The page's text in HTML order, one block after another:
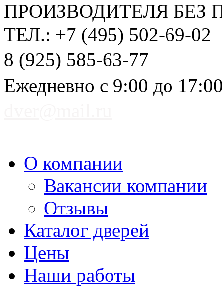
ПРОИЗВОДИТЕЛЯ БЕЗ
ТЕЛ.: +7 (495) 502-69-02
8 (925) 585-63-77
Ежедневно с 9:00 до
О компании
Вакансии компании
Отзывы
Каталог дверей
Цены
Наши работы